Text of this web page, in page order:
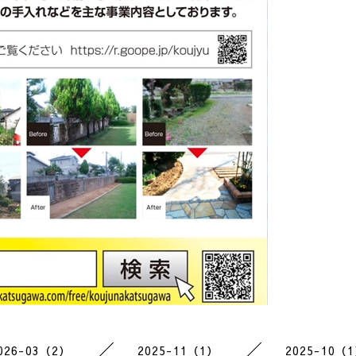
03（2） 2025-11（1） 2025-10（